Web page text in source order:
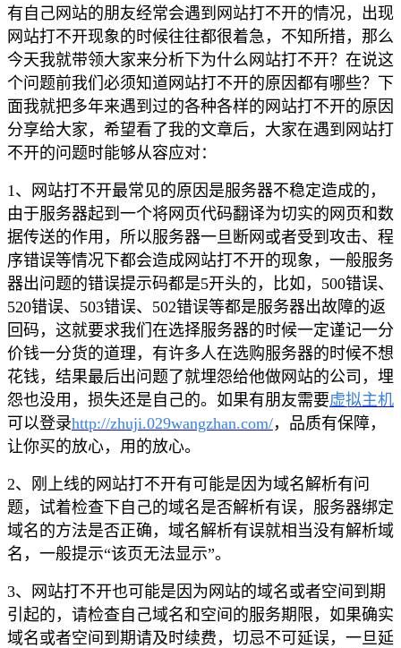
有自己网站的朋友经常会遇到网站打不开的情况，出现
网站打不开现象的时候往往都很着急，不知所措，那么
今天我就带领大家来分析下为什么网站打不开？在说这
个问题前我们必须知道网站打不开的原因都有哪些？下
面我就把多年来遇到过的各种各样的网站打不开的原因
分享给大家，希望看了我的文章后，大家在遇到网站打
不开的问题时能够从容应对：
1、网站打不开最常见的原因是服务器不稳定造成的，
由于服务器起到一个将网页代码翻译为切实的网页和数
据传送的作用，所以服务器一旦断网或者受到攻击、程
序错误等情况下都会造成网站打不开的现象，一般服务
器出问题的错误提示码都是5开头的，比如，500错误、
520错误、503错误、502错误等都是服务器出故障的返
回码，这就要求我们在选择服务器的时候一定谨记一分
价钱一分货的道理，有许多人在选购服务器的时候不想
花钱，结果最后出问题了就埋怨给他做网站的公司，埋
怨也没用，损失还是自己的。如果有朋友需要虚拟主机
可以登录http://zhuji.029wangzhan.com/，品质有保障，
让你买的放心，用的放心。
2、刚上线的网站打不开有可能是因为域名解析有问
题，试着检查下自己的域名是否解析有误，服务器绑定
域名的方法是否正确，域名解析有误就相当没有解析域
名，一般提示“该页无法显示”。
3、网站打不开也可能是因为网站的域名或者空间到期
引起的，请检查自己域名和空间的服务期限，如果确实
域名或者空间到期请及时续费，切忌不可延误，一旦延